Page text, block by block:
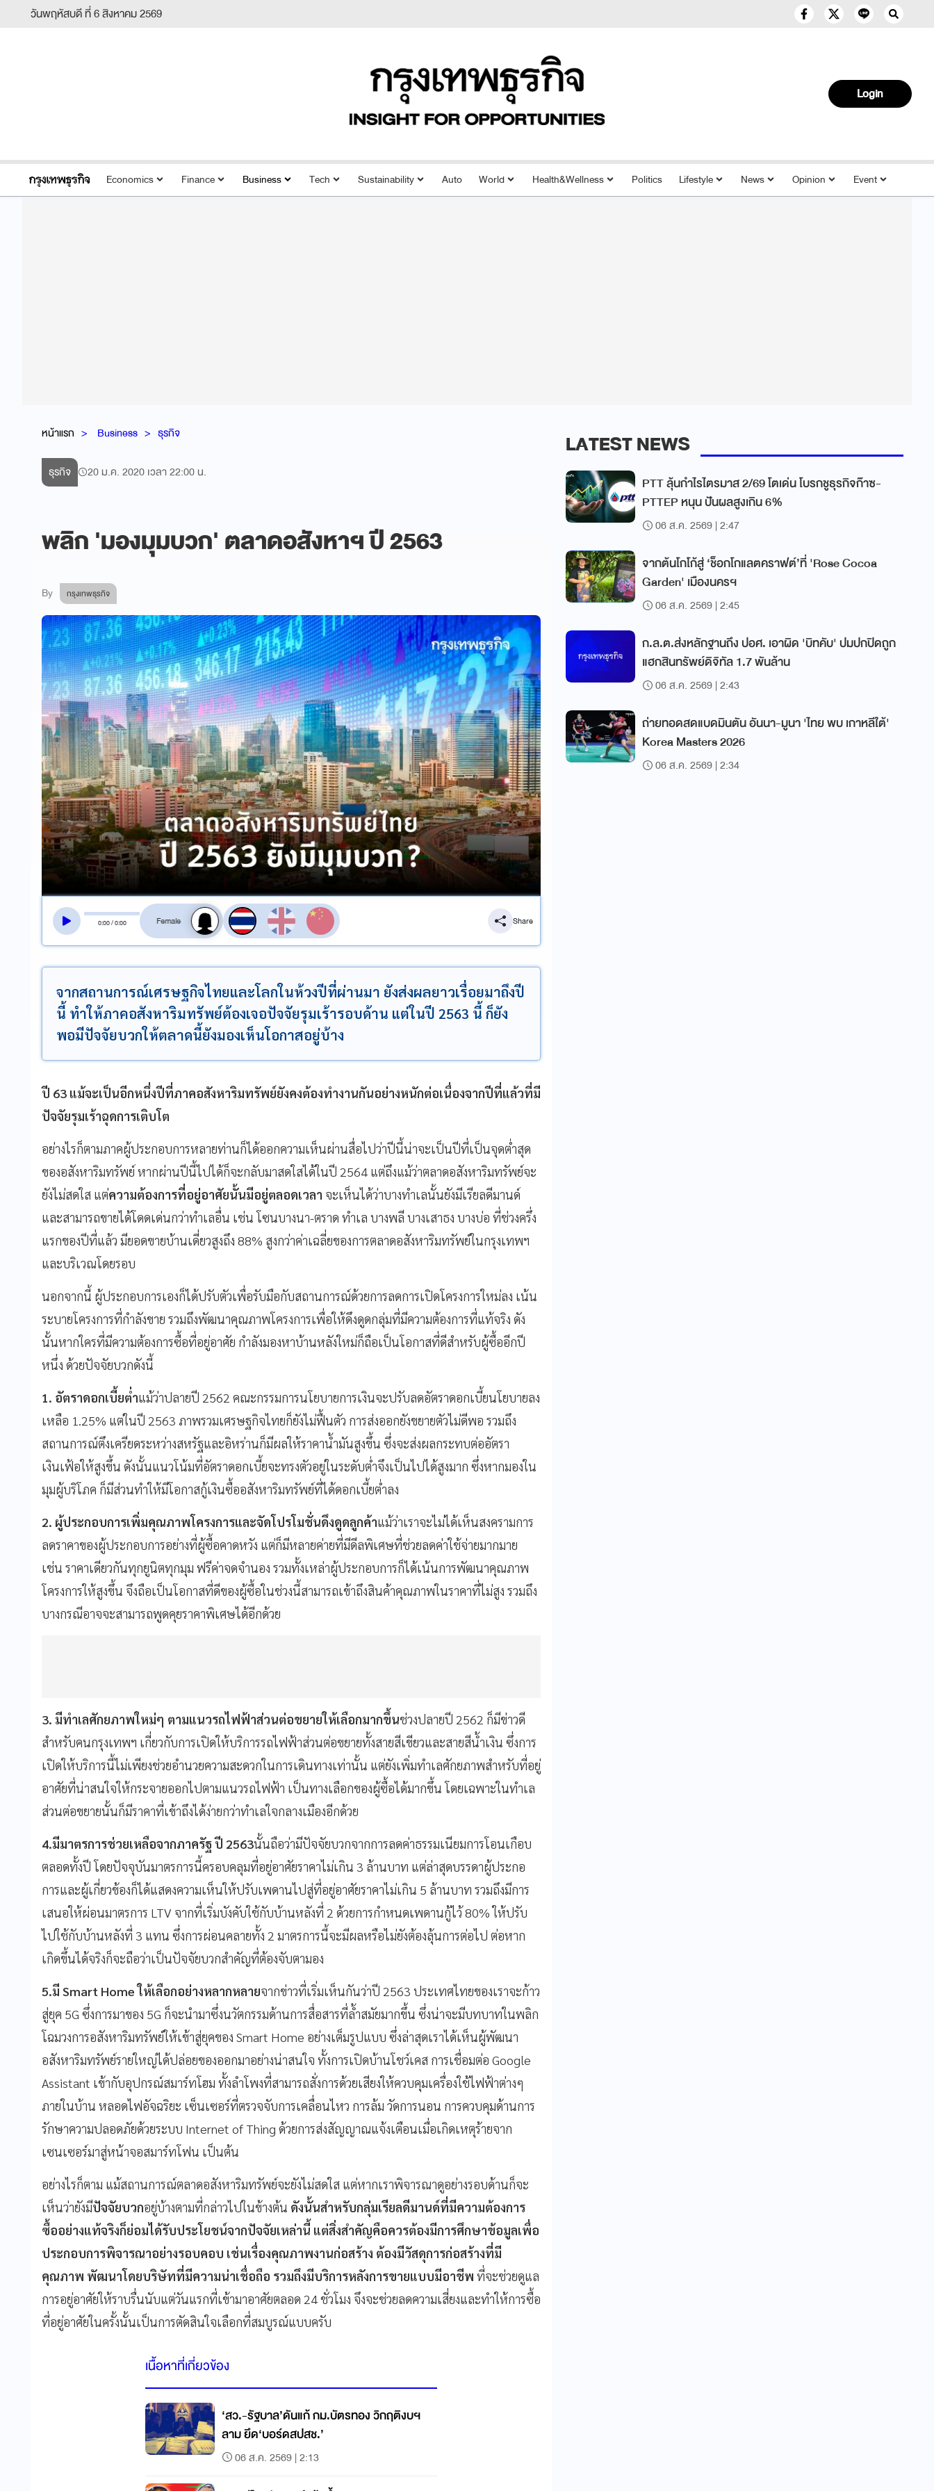
วันพฤหัสบดี ที่ 6 สิงหาคม 2569
Login
Economics Finance Business Tech Sustainability Auto World Health&Wellness Politics Lifestyle News Opinion Event
หน้าแรก Business ธุรกิจ
ธุรกิจ 20 ม.ค. 2020 เวลา 22:00 น.
พลิก 'มองมุมบวก' ตลาดอสังหาฯ ปี 2563
By กรุงเทพธุรกิจ
0:00/0:00
สลับเสียงอ่าน
Share
จากสถานการณ์เศรษฐกิจไทยและโลกในห้วงปีที่ผ่านมา ยังส่งผลยาวเรื่อยมาถึงปี
นี้ ทำให้ภาคอสังหาริมทรัพย์ต้องเจอปัจจัยรุมเร้ารอบด้าน แต่ในปี 2563 นี้ ก็ยัง
พอมีปัจจัยบวกให้ตลาดนี้ยังมองเห็นโอกาสอยู่บ้าง
ปี 63 แม้จะเป็นอีกหนึ่งปีที่ภาคอสังหาริมทรัพย์ยังคงต้องทำงานกันอย่างหนักต่อเนื่องจากปีที่แล้วที่มี
ปัจจัยรุมเร้าฉุดการเติบโต
อย่างไรก็ตามภาคผู้ประกอบการหลายท่านก็ได้ออกความเห็นผ่านสื่อไปว่าปีนี้น่าจะเป็นปีที่เป็นจุดต่ำสุด
ของอสังหาริมทรัพย์ หากผ่านปีนี้ไปได้ก็จะกลับมาสดใสได้ในปี 2564 แต่ถึงแม้ว่าตลาดอสังหาริมทรัพย์จะ
ยังไม่สดใส แต่ความต้องการที่อยู่อาศัยนั้นมีอยู่ตลอดเวลา จะเห็นได้ว่าบางทำเลนั้นยังมีเรียลดีมานด์
และสามารถขายได้โดดเด่นกว่าทำเลอื่น เช่น โซนบางนา-ตราด ทำเล บางพลี บางเสาธง บางบ่อ ที่ช่วงครึ่ง
แรกของปีที่แล้ว มียอดขายบ้านเดี่ยวสูงถึง 88% สูงกว่าค่าเฉลี่ยของการตลาดอสังหาริมทรัพย์ในกรุงเทพฯ
และบริเวณโดยรอบ
นอกจากนี้ ผู้ประกอบการเองก็ได้ปรับตัวเพื่อรับมือกับสถานการณ์ด้วยการลดการเปิดโครงการใหม่ลง เน้น
ระบายโครงการที่กำลังขาย รวมถึงพัฒนาคุณภาพโครงการเพื่อให้ดึงดูดกลุ่มที่มีความต้องการที่แท้จริง ดัง
นั้นหากใครที่มีความต้องการซื้อที่อยู่อาศัย กำลังมองหาบ้านหลังใหม่ก็ถือเป็นโอกาสที่ดีสำหรับผู้ซื้ออีกปี
หนึ่ง ด้วยปัจจัยบวกดังนี้
1. อัตราดอกเบี้ยต่ำแม้ว่าปลายปี 2562 คณะกรรมการนโยบายการเงินจะปรับลดอัตราดอกเบี้ยนโยบายลง
เหลือ 1.25% แต่ในปี 2563 ภาพรวมเศรษฐกิจไทยก็ยังไม่ฟื้นตัว การส่งออกยังขยายตัวไม่ดีพอ รวมถึง
สถานการณ์ตึงเครียดระหว่างสหรัฐและอิหร่านก็มีผลให้ราคาน้ำมันสูงขึ้น ซึ่งจะส่งผลกระทบต่ออัตรา
เงินเฟ้อให้สูงขึ้น ดังนั้นแนวโน้มที่อัตราดอกเบี้ยจะทรงตัวอยู่ในระดับต่ำจึงเป็นไปได้สูงมาก ซึ่งหากมองใน
มุมผู้บริโภค ก็มีส่วนทำให้มีโอกาสกู้เงินซื้ออสังหาริมทรัพย์ที่ได้ดอกเบี้ยต่ำลง
2. ผู้ประกอบการเพิ่มคุณภาพโครงการและจัดโปรโมชั่นดึงดูดลูกค้าแม้ว่าเราจะไม่ได้เห็นสงครามการ
ลดราคาของผู้ประกอบการอย่างที่ผู้ซื้อคาดหวัง แต่ก็มีหลายค่ายที่มีดีลพิเศษที่ช่วยลดค่าใช้จ่ายมากมาย
เช่น ราคาเดียวกันทุกยูนิตทุกมุม ฟรีค่าจดจำนอง รวมทั้งเหล่าผู้ประกอบการก็ได้เน้นการพัฒนาคุณภาพ
โครงการให้สูงขึ้น จึงถือเป็นโอกาสที่ดีของผู้ซื้อในช่วงนี้สามารถเข้าถึงสินค้าคุณภาพในราคาที่ไม่สูง รวมถึง
บางกรณีอาจจะสามารถพูดคุยราคาพิเศษได้อีกด้วย
3. มีทำเลศักยภาพใหม่ๆ ตามแนวรถไฟฟ้าส่วนต่อขยายให้เลือกมากขึ้นช่วงปลายปี 2562 ก็มีข่าวดี
สำหรับคนกรุงเทพฯ เกี่ยวกับการเปิดให้บริการรถไฟฟ้าส่วนต่อขยายทั้งสายสีเขียวและสายสีน้ำเงิน ซึ่งการ
เปิดให้บริการนี้ไม่เพียงช่วยอำนวยความสะดวกในการเดินทางเท่านั้น แต่ยังเพิ่มทำเลศักยภาพสำหรับที่อยู่
อาศัยที่น่าสนใจให้กระจายออกไปตามแนวรถไฟฟ้า เป็นทางเลือกของผู้ซื้อได้มากขึ้น โดยเฉพาะในทำเล
ส่วนต่อขยายนั้นก็มีราคาที่เข้าถึงได้ง่ายกว่าทำเลใจกลางเมืองอีกด้วย
4.มีมาตรการช่วยเหลือจากภาครัฐ ปี 2563นั้นถือว่ามีปัจจัยบวกจากการลดค่าธรรมเนียมการโอนเกือบ
ตลอดทั้งปี โดยปัจจุบันมาตรการนี้ครอบคลุมที่อยู่อาศัยราคาไม่เกิน 3 ล้านบาท แต่ล่าสุดบรรดาผู้ประกอ
การและผู้เกี่ยวข้องก็ได้แสดงความเห็นให้ปรับเพดานไปสู่ที่อยู่อาศัยราคาไม่เกิน 5 ล้านบาท รวมถึงมีการ
เสนอให้ผ่อนมาตรการ LTV จากที่เริ่มบังคับใช้กับบ้านหลังที่ 2 ด้วยการกำหนดเพดานกู้ไว้ 80% ให้ปรับ
ไปใช้กับบ้านหลังที่ 3 แทน ซึ่งการผ่อนคลายทั้ง 2 มาตรการนี้จะมีผลหรือไม่ยังต้องลุ้นการต่อไป ต่อหาก
เกิดขึ้นได้จริงก็จะถือว่าเป็นปัจจัยบวกสำคัญที่ต้องจับตามอง
5.มี Smart Homeให้เลือกอย่างหลากหลายจากข่าวที่เริ่มเห็นกันว่าปี 2563 ประเทศไทยของเราจะก้าว
สู่ยุค 5G ซึ่งการมาของ 5G ก็จะนำมาซึ่งนวัตกรรมด้านการสื่อสารที่ล้ำสมัยมากขึ้น ซึ่งน่าจะมีบทบาทในพลิก
โฉมวงการอสังหาริมทรัพย์ให้เข้าสู่ยุคของ Smart Home อย่างเต็มรูปแบบ ซึ่งล่าสุดเราได้เห็นผู้พัฒนา
อสังหาริมทรัพย์รายใหญ่ได้ปล่อยของออกมาอย่างน่าสนใจ ทั้งการเปิดบ้านโชว์เคส การเชื่อมต่อ Google
Assistant เข้ากับอุปกรณ์สมาร์ทโฮม ทั้งลำโพงที่สามารถสั่งการด้วยเสียงให้ควบคุมเครื่องใช้ไฟฟ้าต่างๆ
ภายในบ้าน หลอดไฟอัจฉริยะ เซ็นเซอร์ที่ตรวจจับการเคลื่อนไหว การล้ม วัดการนอน การควบคุมด้านการ
รักษาความปลอดภัยด้วยระบบ Internet of Thing ด้วยการส่งสัญญาณแจ้งเตือนเมื่อเกิดเหตุร้ายจาก
เซนเซอร์มาสู่หน้าจอสมาร์ทโฟน เป็นต้น
อย่างไรก็ตาม แม้สถานการณ์ตลาดอสังหาริมทรัพย์จะยังไม่สดใส แต่หากเราพิจารณาดูอย่างรอบด้านก็จะ
เห็นว่ายังมีปัจจัยบวกอยู่บ้างตามที่กล่าวไปในข้างต้น ดังนั้นสำหรับกลุ่มเรียลดีมานด์ที่มีความต้องการ
ซื้ออย่างแท้จริงก็ย่อมได้รับประโยชน์จากปัจจัยเหล่านี้ แต่สิ่งสำคัญคือควรต้องมีการศึกษาข้อมูลเพื่อ
ประกอบการพิจารณาอย่างรอบคอบ เช่นเรื่องคุณภาพงานก่อสร้าง ต้องมีวัสดุการก่อสร้างที่มี
คุณภาพ พัฒนาโดยบริษัทที่มีความน่าเชื่อถือ รวมถึงมีบริการหลังการขายแบบมีอาชีพ ที่จะช่วยดูแล
การอยู่อาศัยให้ราบรื่นนับแต่วันแรกที่เข้ามาอาศัยตลอด 24 ชั่วโมง จึงจะช่วยลดความเสี่ยงและทำให้การซื้อ
ที่อยู่อาศัยในครั้งนั้นเป็นการตัดสินใจเลือกที่สมบูรณ์แบบครับ
เนื้อหาที่เกี่ยวข้อง
‘สว.-รัฐบาล’ดันแก้ กม.บัตรทอง วิกฤติงบฯ
ลาม ยึด‘บอร์ดสปสช.’
06 ส.ค. 2569 | 2:13
LATEST NEWS
PTT ลุ้นกำไรไตรมาส 2/69 โตเด่น โบรกชูธุรกิจก๊าซ-
PTTEP หนุน ปันผลสูงเกิน 6%
06 ส.ค. 2569 | 2:47
จากต้นโกโก้สู่ ‘ช็อกโกแลตคราฟต์’ที่ 'Rose Cocoa
Garden' เมืองนครฯ
06 ส.ค. 2569 | 2:45
ก.ล.ต.ส่งหลักฐานถึง ปอศ. เอาผิด 'บิทคับ' ปมปกปิดถูก
แฮกสินทรัพย์ดิจิทัล 1.7 พันล้าน
06 ส.ค. 2569 | 2:43
ถ่ายทอดสดแบดมินตัน อันนา-มูนา 'ไทย พบ เกาหลีใต้'
Korea Masters 2026
06 ส.ค. 2569 | 2:34